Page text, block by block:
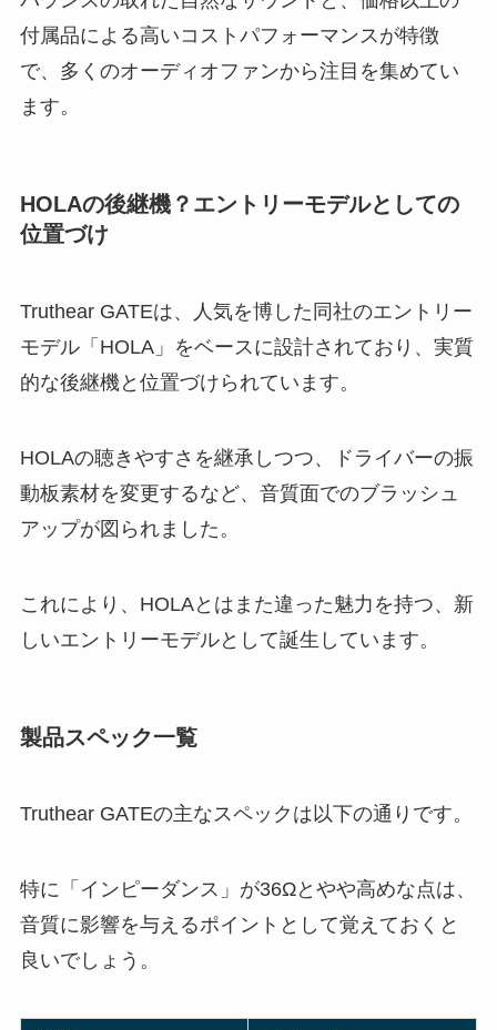
付属品による高いコストパフォーマンスが特徴
で、多くのオーディオファンから注目を集めてい
ます。
HOLAの後継機？エントリーモデルとしての
位置づけ
Truthear GATEは、人気を博した同社のエントリー
モデル「HOLA」をベースに設計されており、実質
的な後継機と位置づけられています。
HOLAの聴きやすさを継承しつつ、ドライバーの振
動板素材を変更するなど、音質面でのブラッシュ
アップが図られました。
これにより、HOLAとはまた違った魅力を持つ、新
しいエントリーモデルとして誕生しています。
製品スペック一覧
Truthear GATEの主なスペックは以下の通りです。
特に「インピーダンス」が36Ωとやや高めな点は、
音質に影響を与えるポイントとして覚えておくと
良いでしょう。